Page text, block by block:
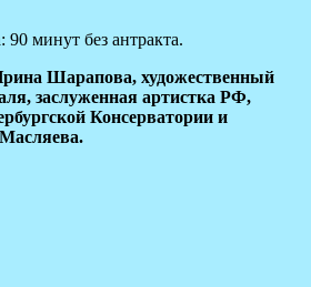
90 минут без антракта.
Шарапова, художественный
заслуженная артистка РФ,
Консерватории и